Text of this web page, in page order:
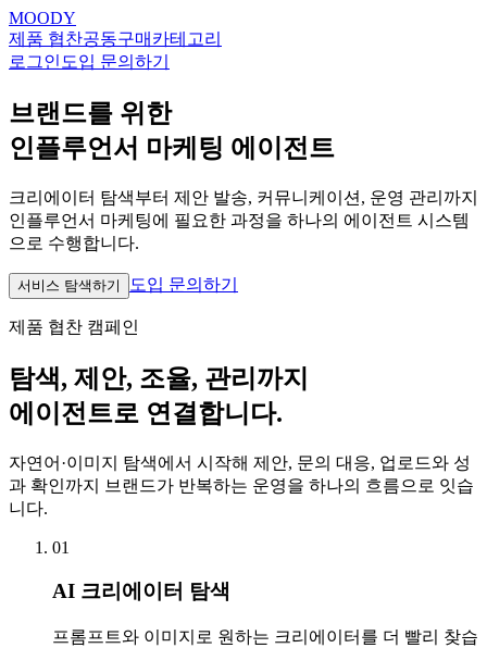
MOODY
제품 협찬공동구매 카테고리
로그인 도입 문의하기
브랜드를 위한
인플루언서 마케팅 에이전트
크리에이터 탐색부터 제안 발송, 커뮤니케이션, 운영 관리까지
인플루언서 마케팅에 필요한 과정을 하나의 에이전트 시스템
으로 수행합니다.
서비스 탐색하기 도입 문의하기
제품 협찬 캠페인
탐색, 제안, 조율, 관리까지
에이전트로 연결합니다.
자연어·이미지 탐색에서 시작해 제안, 문의 대응, 업로드와 성
과 확인까지 브랜드가 반복하는 운영을 하나의 흐름으로 잇습
니다.
01
AI 크리에이터 탐색
프롬프트와 이미지로 원하는 크리에이터를 더 빨리 찾습